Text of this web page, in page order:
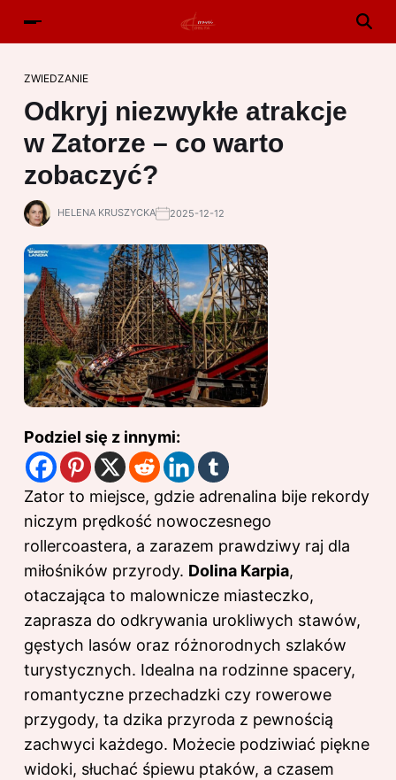
ZWIEDZANIE
Odkryj niezwykłe atrakcje
w Zatorze – co warto
zobaczyć?
HELENA KRUSZYCKA 2025-12-12
Podziel się z innymi:
Zator to miejsce, gdzie adrenalina bije rekordy
niczym prędkość nowoczesnego
rollercoastera, a zarazem prawdziwy raj dla
miłośników przyrody. Dolina Karpia,
otaczająca to malownicze miasteczko,
zaprasza do odkrywania urokliwych stawów,
gęstych lasów oraz różnorodnych szlaków
turystycznych. Idealna na rodzinne spacery,
romantyczne przechadzki czy rowerowe
przygody, ta dzika przyroda z pewnością
zachwyci każdego. Możecie podziwiać piękne
widoki, słuchać śpiewu ptaków, a czasem